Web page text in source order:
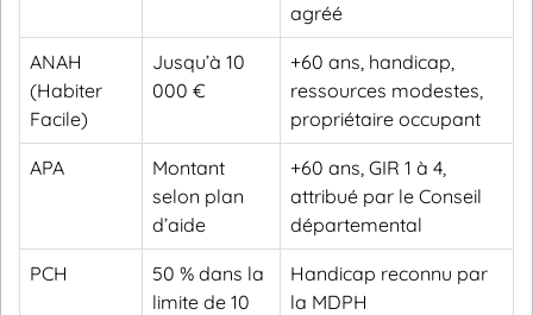
agréé
ANAH
(Habiter
Facile)
Jusqu’à 10
000 €
+60 ans, handicap,
ressources modestes,
propriétaire occupant
APA
Montant
selon plan
d’aide
+60 ans, GIR 1 à 4,
attribué par le Conseil
départemental
PCH
50 % dans la
limite de 10
Handicap reconnu par
la MDPH